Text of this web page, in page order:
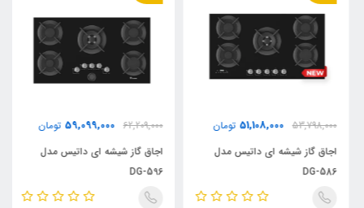
53,798,000
51,108,000 تومان
اجاق گاز شیشه ای داتیس مدل
DG-586
62,209,000
59,099,000 تومان
اجاق گاز شیشه ای داتیس مدل
DG-596